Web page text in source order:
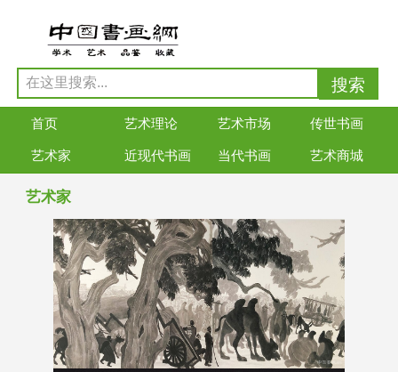
首页 艺术理论 艺术市场 传世书画
艺术家 近现代书画 当代书画 艺术商城
艺术家